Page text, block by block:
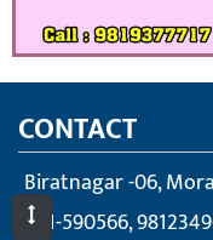
CONTACT
Biratnagar -06,
021-590566,